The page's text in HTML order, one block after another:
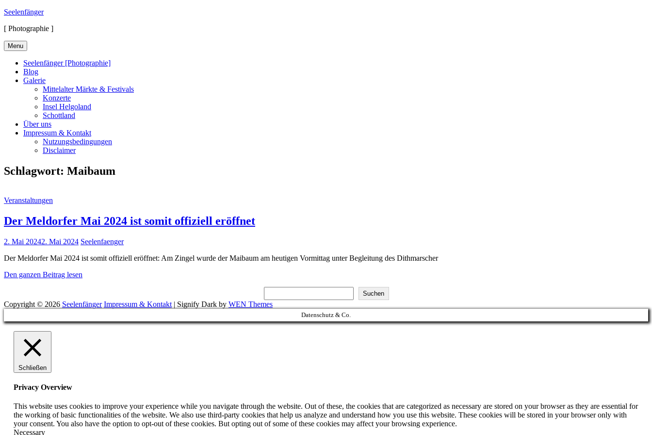
Skip
content
Seelenfänger
[ Photographie ]
Menu
Seelenfänger [Photographie]
Blog
Galerie
Mittelalter Märkte & Festivals
Konzerte
Insel Helgoland
Schottland
Über uns
Impressum & Kontakt
Nutzungsbedingungen
Disclaimer
Schlagwort: Maibaum
Cat
Veranstaltungen
Der Meldorfer Mai 2024 ist somit offiziell eröffnet
Posted
2. Mai 20242. Mai 2024 Seelenfaenger
Der Meldorfer Mai 2024 ist somit offiziell eröffnet: Am Zingel wurde der Maibaum am heutigen Vormittag unter Begleitung des Dithmarscher
Den ganzen Beitrag lesen
2024
ist
offiziell
Suchen
Copyright © 2026 Seelenfänger Impressum & Kontakt | Signify Dark by WEN Themes
Scroll
Up
Datenschutz & Co.
Schließen
Privacy Overview
This website uses cookies to improve your experience while you navigate through the website. Out of these, the cookies that are categorized as necessary are stored on your browser as they are essential for
the working of basic functionalities of the website. We also use third-party cookies that help us analyze and understand how you use this website. These cookies will be stored in your browser only with
your consent. You also have the option to opt-out of these cookies. But opting out of some of these cookies may affect your browsing experience.
Necessary